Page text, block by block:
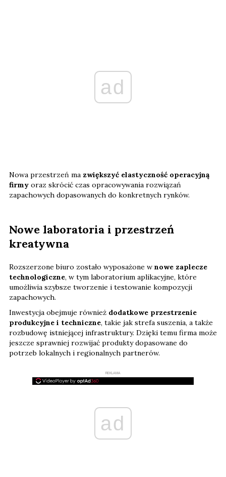
ad
Nowa przestrzeń ma zwiększyć elastyczność operacyjną
firmy oraz skrócić czas opracowywania rozwiązań
zapachowych dopasowanych do konkretnych rynków.
Nowe laboratoria i przestrzeń
kreatywna
Rozszerzone biuro zostało wyposażone w nowe zaplecze
technologiczne, w tym laboratorium aplikacyjne, które
umożliwia szybsze tworzenie i testowanie kompozycji
zapachowych.
Inwestycja obejmuje również dodatkowe przestrzenie
produkcyjne i techniczne, takie jak strefa suszenia, a także
rozbudowę istniejącej infrastruktury. Dzięki temu firma może
jeszcze sprawniej rozwijać produkty dopasowane do
potrzeb lokalnych i regionalnych partnerów.
REKLAMA
ad